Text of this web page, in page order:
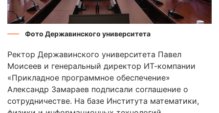
Фото Державинского университета
Ректор Державинского университета Павел
Моисеев и генеральный директор ИТ-компании
«Прикладное программное обеспечение»
Александр Замараев подписали соглашение о
сотрудничестве. На базе Института математики,